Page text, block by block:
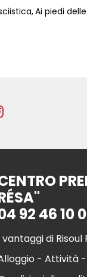
Ai piedi
92 46 10
vantaggi di
- Attività